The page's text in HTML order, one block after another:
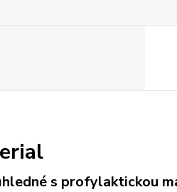
s profylaktickou